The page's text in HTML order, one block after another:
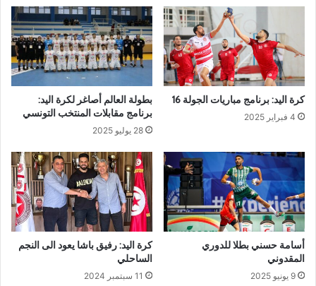
كرة اليد: برنامج مباريات الجولة 16
4 فبراير 2025
بطولة العالم أصاغر لكرة اليد:
برنامج مقابلات المنتخب التونسي
28 يوليو 2025
أسامة حسني بطلا للدوري
المقدوني
9 يونيو 2025
كرة اليد: رفيق باشا يعود الى النجم
الساحلي
11 سبتمبر 2024